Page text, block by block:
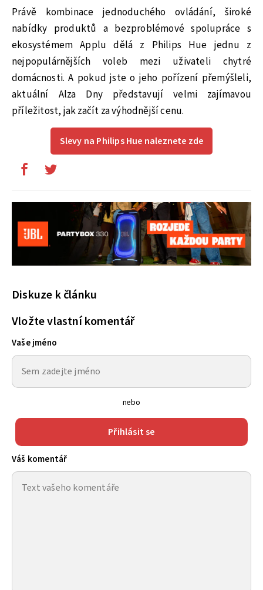
Právě kombinace jednoduchého ovládání, široké
nabídky produktů a bezproblémové spolupráce s
ekosystémem Applu dělá z Philips Hue jednu z
nejpopulárnějších voleb mezi uživateli chytré
domácnosti. A pokud jste o jeho pořízení přemýšleli,
aktuální Alza Dny představují velmi zajímavou
příležitost, jak začít za výhodnější cenu.
Slevy na Philips Hue naleznete zde
Diskuze k článku
Vložte vlastní komentář
Vaše jméno
nebo
Přihlásit se
Váš komentář